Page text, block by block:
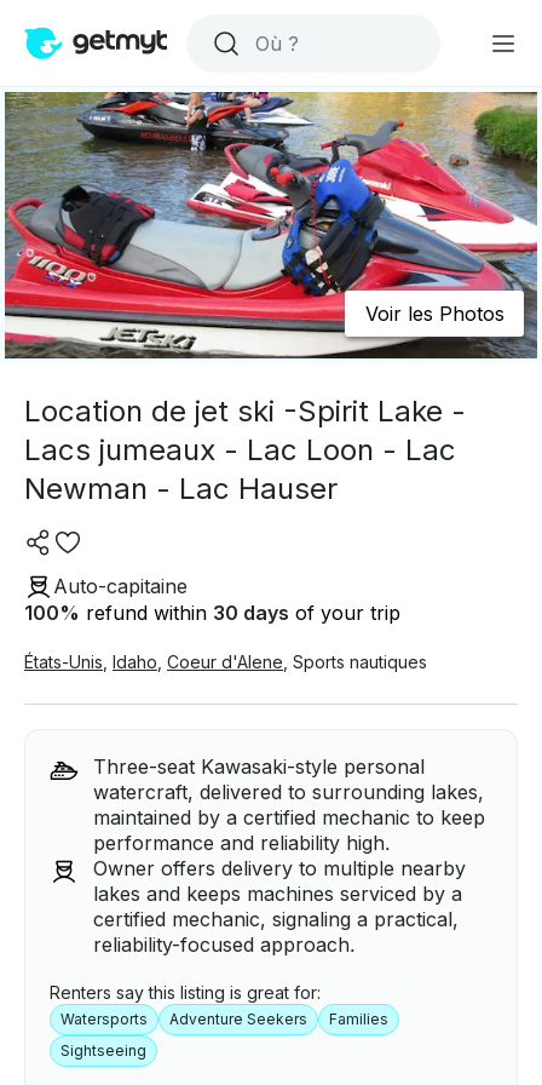
Voir les Photos
Location de jet ski -Spirit Lake -
Lacs jumeaux - Lac Loon - Lac
Newman - Lac Hauser
Auto-capitaine
100% refund within 30 days of your trip
États-Unis Idaho Coeur d'Alene Sports nautiques
Three-seat Kawasaki-style personal
watercraft, delivered to surrounding lakes,
maintained by a certified mechanic to keep
performance and reliability high.
Owner offers delivery to multiple nearby
lakes and keeps machines serviced by a
certified mechanic, signaling a practical,
reliability-focused approach.
Renters say this listing is great for:
Watersports Adventure Seekers
Families
Sightseeing